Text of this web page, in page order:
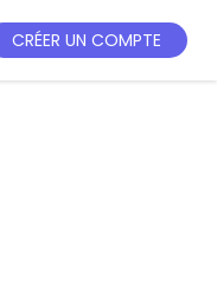
CRÉER UN COMPTE